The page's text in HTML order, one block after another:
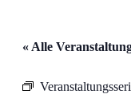
« Alle